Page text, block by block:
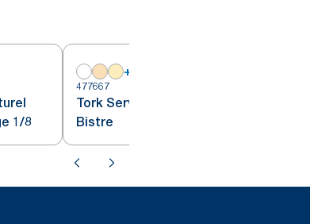
1/8
+
477667
Tork Serviette Dinner Doux,
Bistre